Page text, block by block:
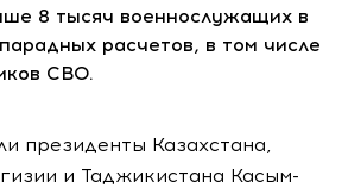
8 тысяч военнослужащих в
расчетов, в том числе
СВО.
президенты Казахстана,
и Таджикистана Касым-